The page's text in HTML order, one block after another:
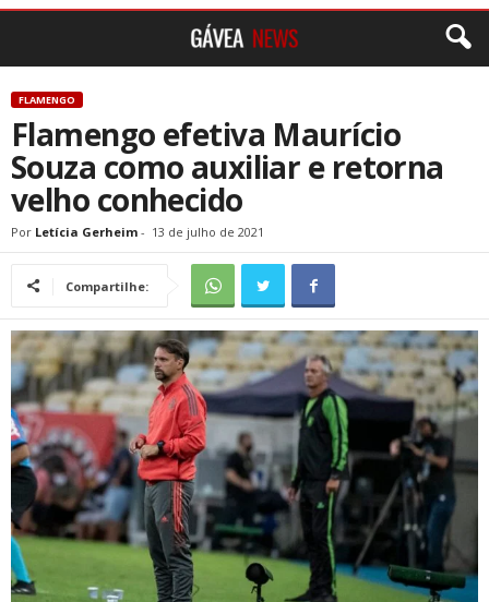
FLAMENGO
Flamengo efetiva Maurício
Souza como auxiliar e retorna
velho conhecido
Por Letícia Gerheim - 13 de julho de 2021
Compartilhe: